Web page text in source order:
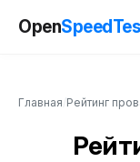
Open
Главная Рейтинг